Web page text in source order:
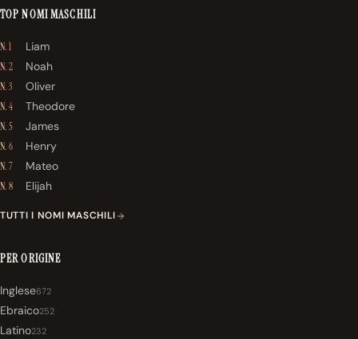
TOP NOMI MASCHILI
N. 1 Liam
N. 2 Noah
N. 3 Oliver
N. 4 Theodore
N. 5 James
N. 6 Henry
N. 7 Mateo
N. 8 Elijah
TUTTI I NOMI MASCHILI
PER ORIGINE
Inglese672
Ebraico252
Latino232